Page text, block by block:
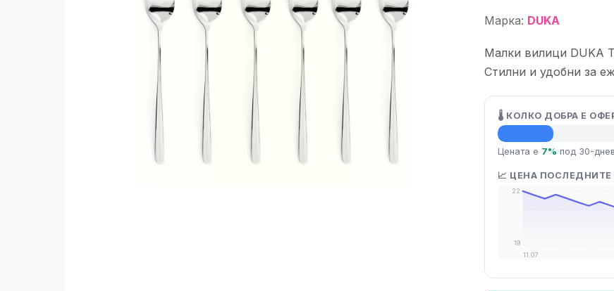
Марка: DUKA
Малки вилици DUKA
Стилни и удобни за
🌡️ КОЛКО ДОБРА Е
💡 Средна цена
Цената е 7% под 30-
📈 ЦЕНА
22
19
11.07